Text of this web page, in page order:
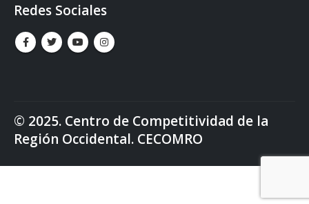
Redes Sociales
© 2025. Centro de Competitividad de la
Región Occidental. CECOMRO